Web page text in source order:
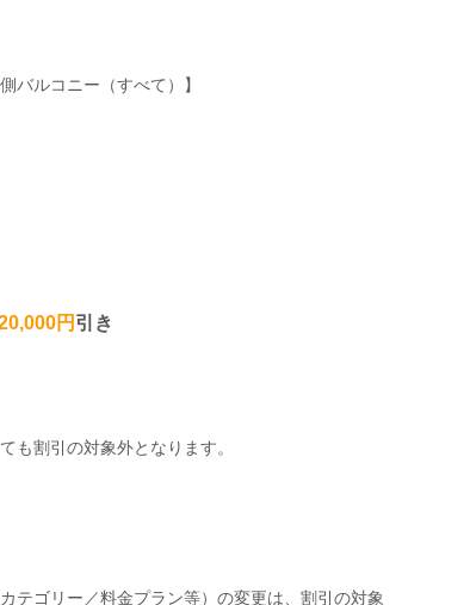
バルコニー（すべて）】
円 引き
も割引の対象外となります。
テゴリー／料金プラン等）の変更は、割引の対象